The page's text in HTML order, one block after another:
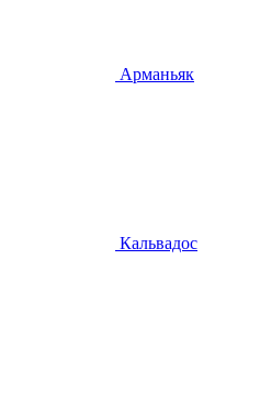
Арманьяк
Кальвадос